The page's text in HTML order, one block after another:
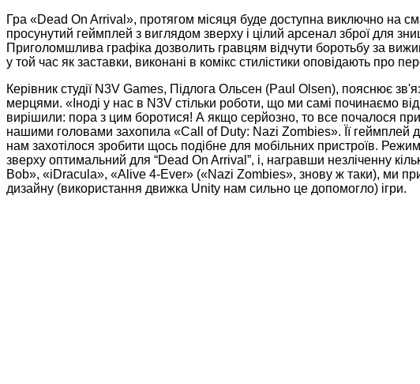
Гра «Dead On Arrival», протягом місяця буде доступна виключно на
просунутий геймплей з виглядом зверху і цілий арсенал зброї для
Приголомшлива графіка дозволить гравцям відчути боротьбу за
у той час як заставки, виконані в комікс стилістики оповідають про
Керівник студії N3V Games, Підлога Ольсен (Paul Olsen), пояснює
мерцями. «Іноді у нас в N3V стільки роботи, що ми самі починаємо
вирішили: пора з цим боротися! А якщо серйозно, то все почалося
нашими головами захопила «Call of Duty: Nazi Zombies». Її геймплей
нам захотілося зробити щось подібне для мобільних пристроїв.
зверху оптимальний для “Dead On Arrival”, і, награвши незліченну
Bob», «iDracula», «Alive 4-Ever» («Nazi Zombies», знову ж таки), ми
дизайну (використання движка Unity нам сильно це допомогло) ігри.